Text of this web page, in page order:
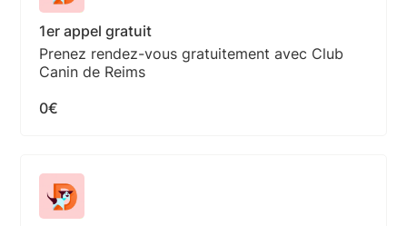
1er appel gratuit
Prenez rendez-vous gratuitement avec Club
Canin de Reims
0€